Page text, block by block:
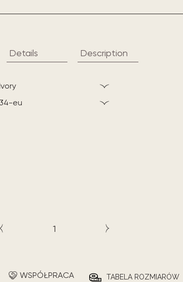
Details Description
ivory
34-eu
WSPÓŁPRACA TABELA ROZMIARÓW